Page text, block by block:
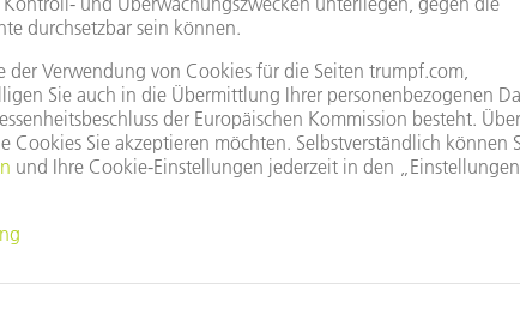
ÄNDERUNGEN
Mit den passenden Dashboards wissen
Programmänderungen an den Lasern und